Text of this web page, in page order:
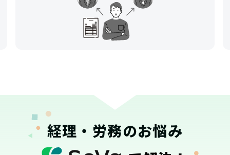
経理・労務のお悩み